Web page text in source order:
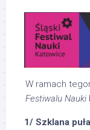
W ramach
Festiwalu Nauki
1/ Szklana